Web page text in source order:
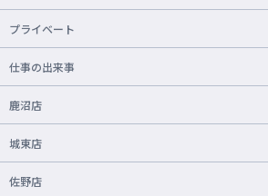
プライベート
仕事の出来事
鹿沼店
城東店
佐野店